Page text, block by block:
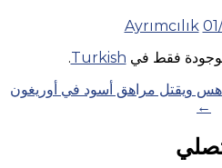
Ayrımcılık
فقط في Turkish
.
ويقتل مراهق أسود في أوريغون
←